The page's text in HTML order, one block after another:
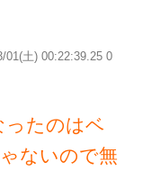
01(土) 00:22:39.25 0
ったのはベ
ないので無